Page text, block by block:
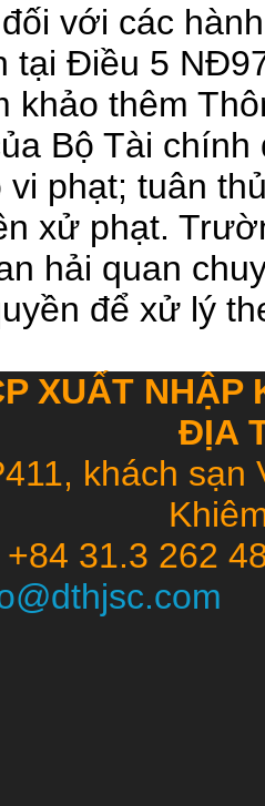
với các
tại Điều 5
khảo thêm
Bộ Tài
phạt; tuân
xử phạt.
hải quan
để xử lý
XUẤT
ĐỊA
khách sạn
+84 31.3 262